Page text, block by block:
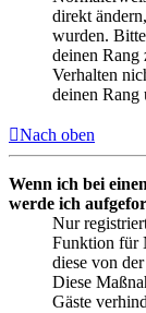
direkt
wurden.
deinen Rang
Verhalten
deinen Rang
Nach oben
Wenn ich bei
werde ich
Nur
Funktion für
diese von
Diese
Gäste